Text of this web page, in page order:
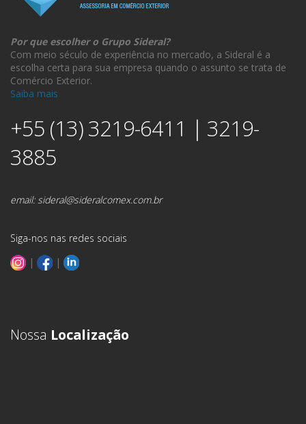
Por que escolher o Grupo Sideral?
Com meio século de experiência no mercado, a Sideral é a
escolha certa para sua empresa quando o assunto se trata de
Comércio Exterior.
Saiba mais
+55 (13) 3219-6411 | 3219-
3885
email:sideral@sideralcomex.com.br
Siga-nos nas redes sociais
|
|
Nossa Localização